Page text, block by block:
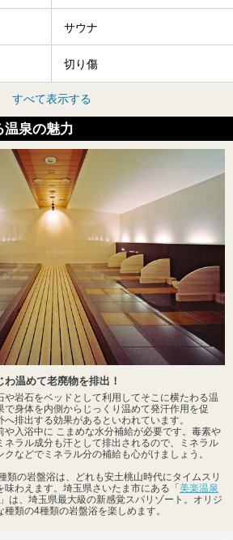
サウナ
切り傷
すべて表示する
温泉の魅力
わ温めて老廃物を排出！
や岩石をベッドとして利用してそこに横たわる温
身体を内側からじっくり温めて発汗作用を促
排出する効果があるといわれています。
や入浴中に こまめな水分補給が必要です。毒素や
ネラル成分も汗として排出されるので、ミネラル
などでミネラル分の補給も心がけましょう。
類の岩盤浴は、どれも安土桃山時代にタイムスリ
わえます。埼玉県さいたま市にある「 美楽温泉
」は、埼玉県最大級の新感覚スパリゾート。オリジ
類の4種類の岩盤浴を楽しめます。